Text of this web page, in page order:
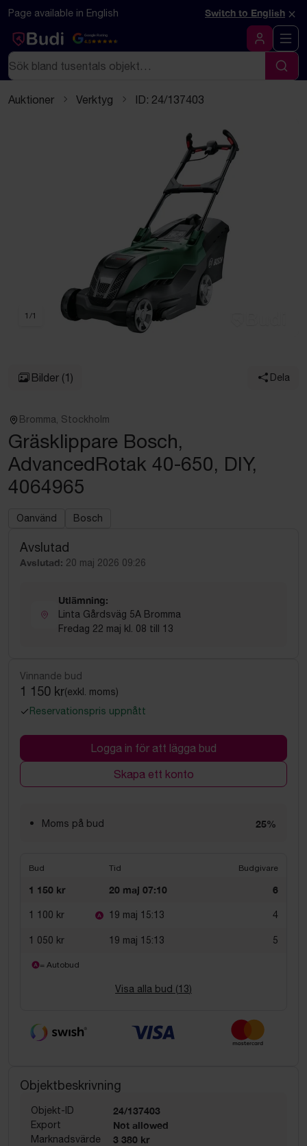
Hoppa till innehåll
Textbaserad (markdown) version av denna sida
Page available in English Switch to English ×
Google Rating
4.5
Logga in
Sök
Sök
Auktioner Verktyg ID: 24/137403
1 /1
Bilder (1) Dela
Bromma, Stockholm
Gräsklippare Bosch,
AdvancedRotak 40-650, DIY,
4064965
Oanvänd Bosch
Avslutad
Avslutad: 20 maj 2026 09:26
Utlämning:
Linta Gårdsväg 5A Bromma
Fredag 22 maj kl. 08 till 13
Vinnande bud
1 150 kr(exkl. moms)
Reservationspris uppnått
Logga in för att lägga bud
Skapa ett konto
Moms på bud 25%
Bud Tid Budgivare
1 150 kr 20 maj 07:10 6
1 100 kr 19 maj 15:13 4
1 050 kr 19 maj 15:13 5
= Autobud
Visa alla bud (13)
Objektbeskrivning
Objekt-ID 24/137403
Export Not allowed
Marknadsvärde 3 380 kr